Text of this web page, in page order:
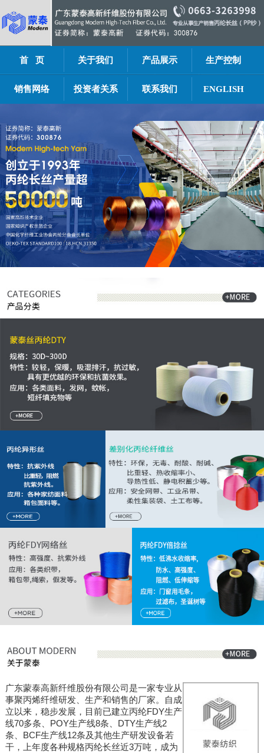
首 页 关于我们 产品展示 生产控制
销售网络 投资者关系 联系我们 ENGLISH
广东蒙泰高新纤维股份有限公司是一家专业从
事聚丙烯纤维研发、生产和销售的厂家。自成
立以来，稳步发展，目前已建立丙纶FDY生产
线70多条、POY生产线8条、DTY生产线2
条、BCF生产线12条及其他生产研发设备若
干，上年度各种规格丙纶长丝近3万吨，成为